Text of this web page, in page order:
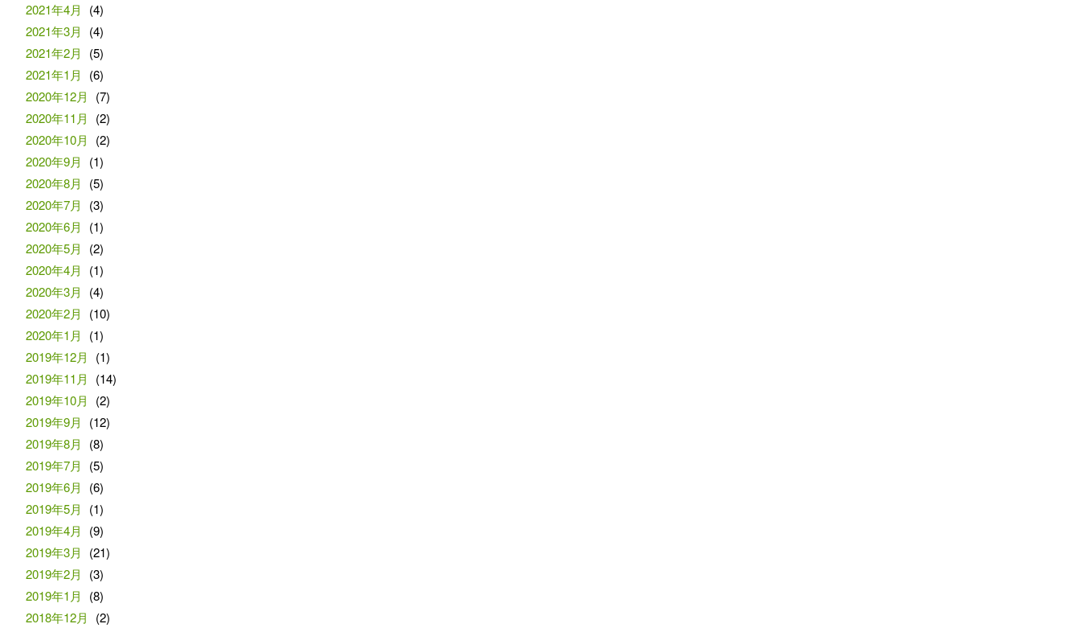
2021年4月
(4)
2021年3月
(4)
2021年2月
(5)
2021年1月
(6)
2020年12月
(7)
2020年11月
(2)
2020年10月
(2)
2020年9月
(1)
2020年8月
(5)
2020年7月
(3)
2020年6月
(1)
2020年5月
(2)
2020年4月
(1)
2020年3月
(4)
2020年2月
(10)
2020年1月
(1)
2019年12月
(1)
2019年11月
(14)
2019年10月
(2)
2019年9月
(12)
2019年8月
(8)
2019年7月
(5)
2019年6月
(6)
2019年5月
(1)
2019年4月
(9)
2019年3月
(21)
2019年2月
(3)
2019年1月
(8)
2018年12月
(2)